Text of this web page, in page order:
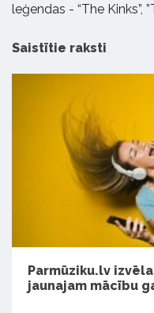
leģendas - “The Kinks”,
Saistītie raksti
Parmūziku.lv
jaunajam mācību